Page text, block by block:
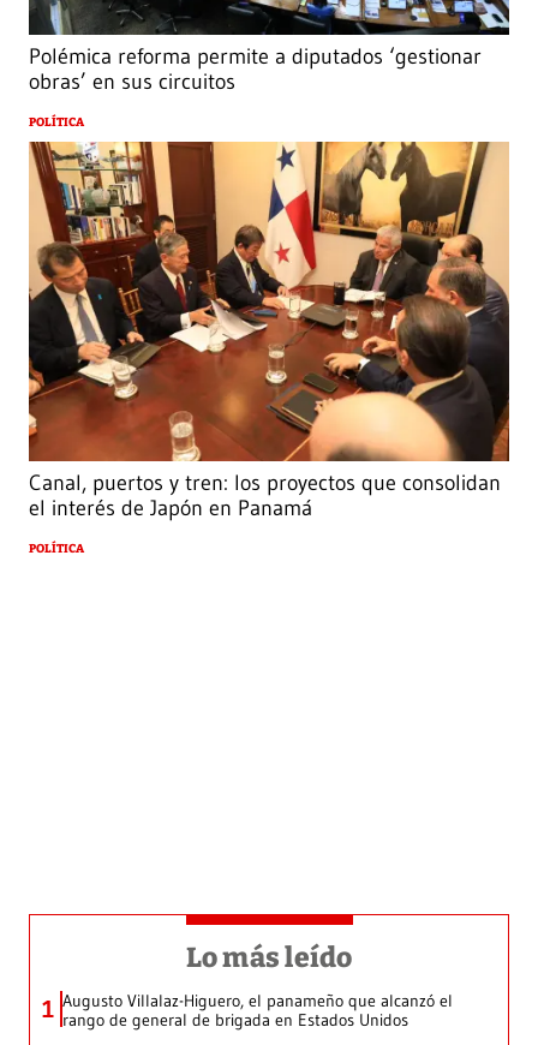
Polémica reforma permite a diputados ‘gestionar
obras’ en sus circuitos
POLÍTICA
Canal, puertos y tren: los proyectos que consolidan
el interés de Japón en Panamá
POLÍTICA
Lo más leído
1 Augusto Villalaz-Higuero, el panameño que alcanzó el
rango de general de brigada en Estados Unidos